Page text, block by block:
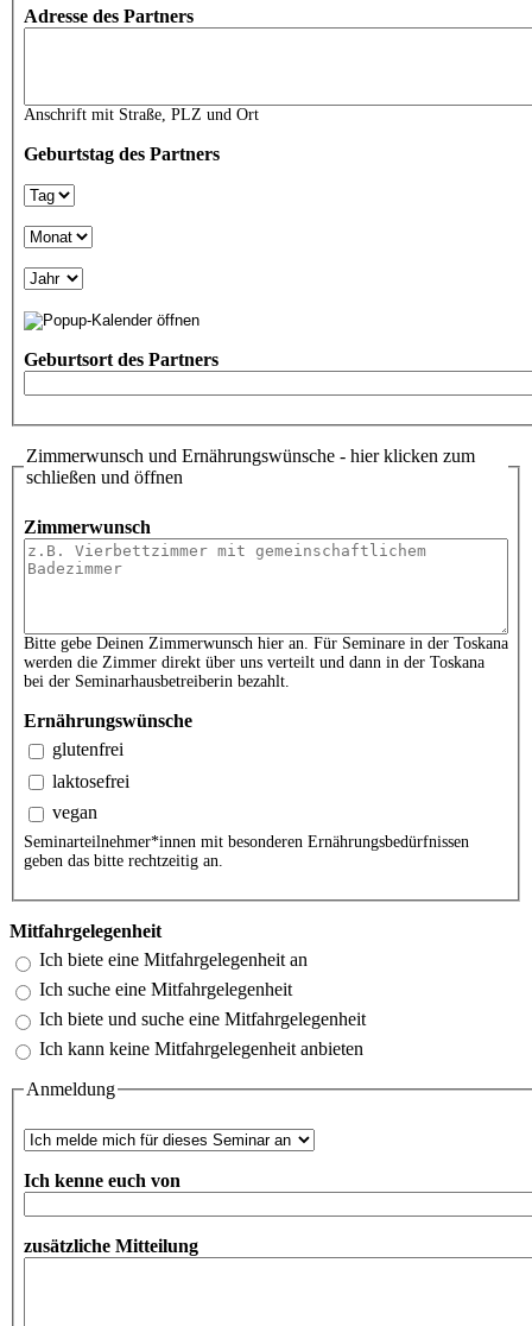
Adresse des Partners
Anschrift mit Straße, PLZ und Ort
Geburtstag des Partners
Tag
Monat
Jahr
Geburtsort des Partners
Zimmerwunsch und Ernährungswünsche - hier klicken zum
schließen und öffnen
Zimmerwunsch
Bitte gebe Deinen Zimmerwunsch hier an. Für Seminare in der Toskana
werden die Zimmer direkt über uns verteilt und dann in der Toskana
bei der Seminarhausbetreiberin bezahlt.
Ernährungswünsche
glutenfrei
laktosefrei
vegan
Seminarteilnehmer*innen mit besonderen Ernährungsbedürfnissen
geben das bitte rechtzeitig an.
Mitfahrgelegenheit
Ich biete eine Mitfahrgelegenheit an
Ich suche eine Mitfahrgelegenheit
Ich biete und suche eine Mitfahrgelegenheit
Ich kann keine Mitfahrgelegenheit anbieten
Anmeldung
Anmeldung oder Reservierung*
Ich kenne euch von
zusätzliche Mitteilung